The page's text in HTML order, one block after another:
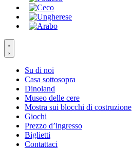
Su di noi
Casa sottosopra
Dinoland
Museo delle cere
Mostra sui blocchi di costruzione
Giochi
Prezzo d’ingresso
Biglietti
Contattaci